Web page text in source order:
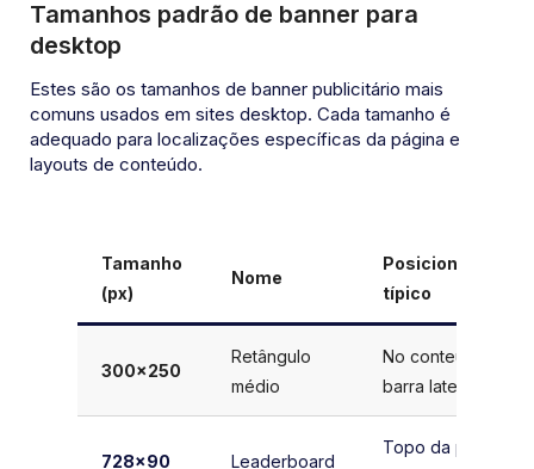
Tamanhos padrão de banner para
desktop
Estes são os tamanhos de banner publicitário mais
comuns usados em sites desktop. Cada tamanho é
adequado para localizações específicas da página e
layouts de conteúdo.
Tamanho
(px)
Nome
Posicionamento
típico
300×250
Retângulo
médio
No conteúdo,
barra lateral
728×90 Leaderboard
Topo da página,